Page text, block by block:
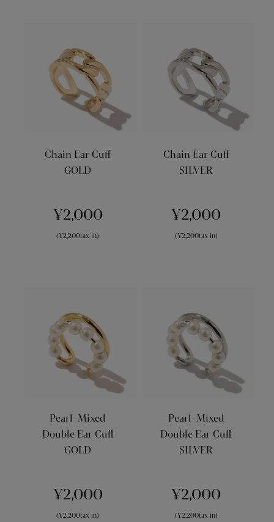
Chain Ear Cuff
GOLD
¥2,000
(¥2,200tax in)
Chain Ear Cuff
SILVER
¥2,000
(¥2,200tax in)
Pearl-Mixed
Double Ear Cuff
GOLD
¥2,000
(¥2,200tax in)
Pearl-Mixed
Double Ear Cuff
SILVER
¥2,000
(¥2,200tax in)